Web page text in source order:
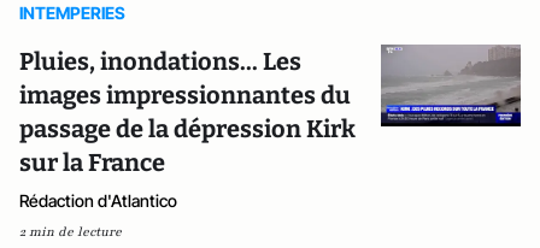
INTEMPERIES
Pluies, inondations... Les
images impressionnantes du
passage de la dépression Kirk
sur la France
Rédaction d'Atlantico
2 min de lecture